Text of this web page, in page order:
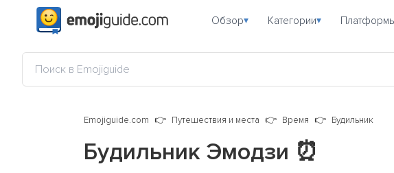
Обзор▾ Категории▾
Emojiguide.com Путешествия и места Время Будильник
Будильник Эмодзи ⏰